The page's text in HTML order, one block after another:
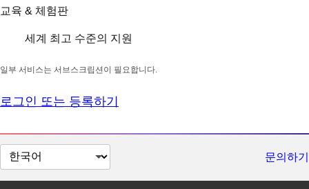
교육 & 체험판
세계 최고 수준의 지원
일부 서비스는 서브스크립션이 필요합니다.
로그인 또는 등록하기
페
이
문의하기